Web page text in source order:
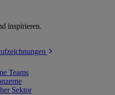
inspirieren.
Teams
Sektor